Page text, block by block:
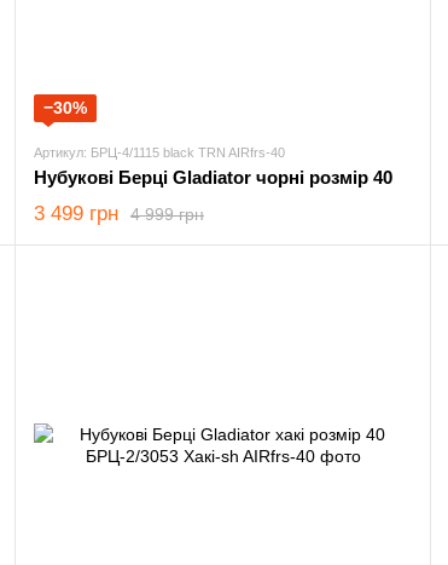
−30%
Артикул: БРЦ-4/1115 black TRN AIRfrs-40
Нубукові Берці Gladiator чорні розмір 40
4 999 грн
3 499 грн